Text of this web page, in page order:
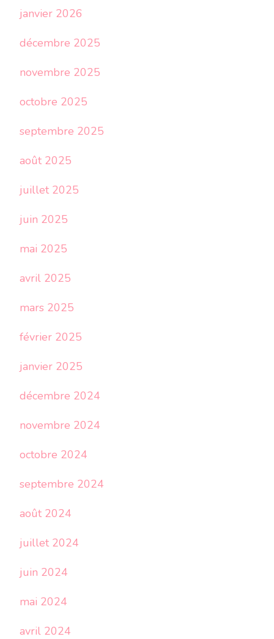
janvier 2026
décembre 2025
novembre 2025
octobre 2025
septembre 2025
août 2025
juillet 2025
juin 2025
mai 2025
avril 2025
mars 2025
février 2025
janvier 2025
décembre 2024
novembre 2024
octobre 2024
septembre 2024
août 2024
juillet 2024
juin 2024
mai 2024
avril 2024